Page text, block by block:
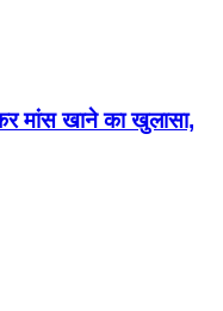
मांस खाने का खुलासा,